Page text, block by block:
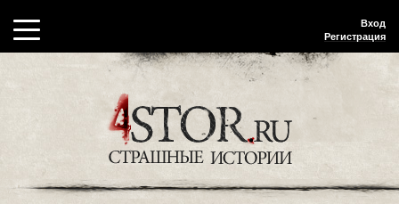
Вход
Регистрация